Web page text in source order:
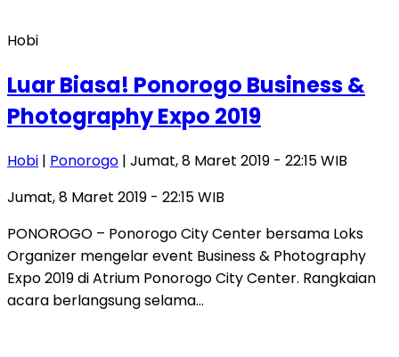
Hobi
Luar Biasa! Ponorogo Business &
Photography Expo 2019
Hobi | Ponorogo | Jumat, 8 Maret 2019 - 22:15 WIB
Jumat, 8 Maret 2019 - 22:15 WIB
PONOROGO – Ponorogo City Center bersama Loks
Organizer mengelar event Business & Photography
Expo 2019 di Atrium Ponorogo City Center. Rangkaian
acara berlangsung selama…